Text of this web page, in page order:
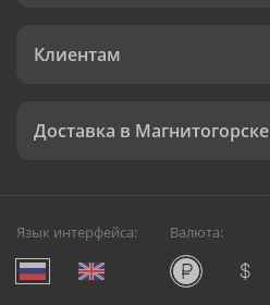
Клиентам
Доставка в Магнитогорске
Язык интерфейса: Валюта: